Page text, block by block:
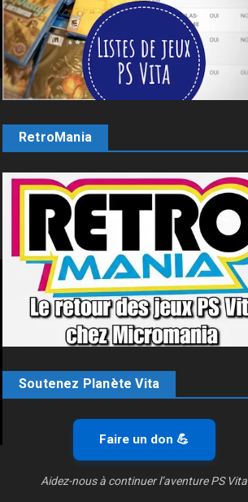
RetroMania
Soutenez Planète Vita
Faire un don 💪
Aidez-nous à continuer l’aventure PS Vita